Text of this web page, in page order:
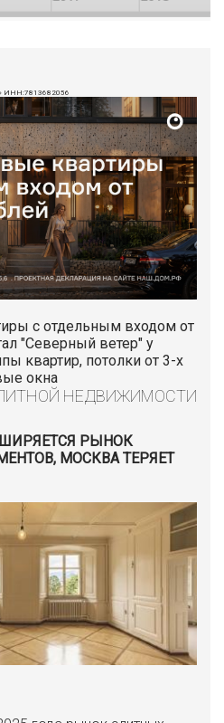
ИНН:7813682056
с отдельным входом от
"Северный ветер" у
квартир, потолки от 3-х
окна
НЕДВИЖИМОСТИ
РЫНОК
МОСКВА ТЕРЯЕТ